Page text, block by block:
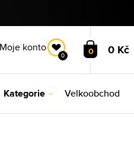
Moje konto
0 0 0 Kč
Kategorie Velkoobchod